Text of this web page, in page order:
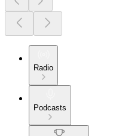
Radio
Podcasts